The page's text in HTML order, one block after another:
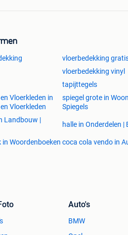
vloerbedekking
vloerbedekking vinyl
tapijttegels
Vloerkleden in
Vloerkleden
spiegel grote in
Spiegels
Landbouw |
halle in Onderdelen |
Woordenboeken coca cola vendo in
Auto's
BMW